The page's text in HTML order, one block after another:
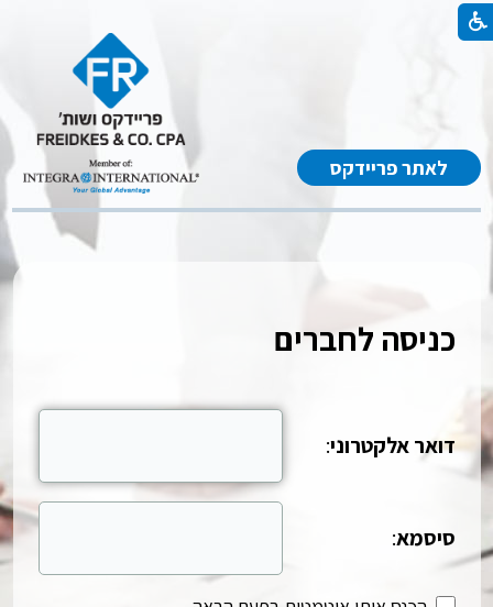
לאתר פריידקס
כניסה לחברים
דואר אלקטרוני:
סיסמא: